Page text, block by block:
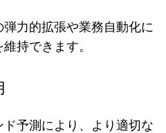
力的拡張や業務自動化に
持できます。
予測により、より適切な